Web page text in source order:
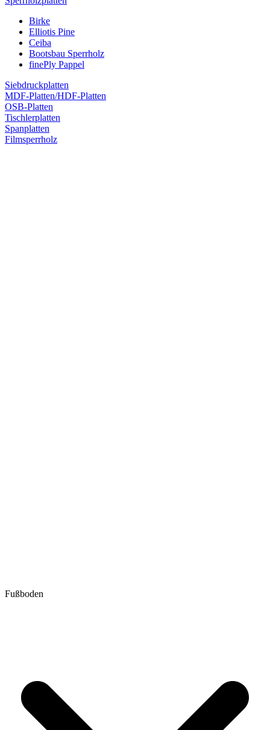
Birke
Elliotis Pine
Ceiba
Bootsbau Sperrholz
finePly Pappel
Siebdruckplatten
MDF-Platten/HDF-Platten
OSB-Platten
Tischlerplatten
Spanplatten
Filmsperrholz
Fußboden